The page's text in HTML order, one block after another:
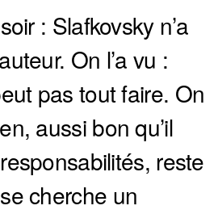
: Slafkovsky n’a
On l’a vu :
pas tout faire. On
aussi bon qu’il
reste
cherche un